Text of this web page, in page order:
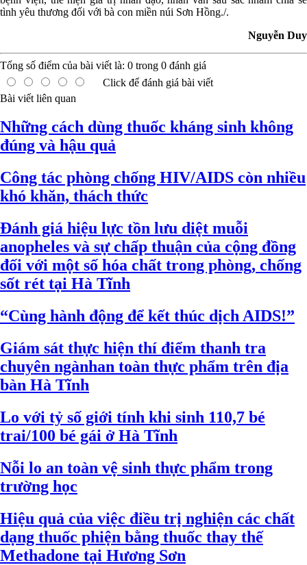
tình yêu thương đối với bà con miền núi Sơn Hồng./.
Nguyễn Duy
Tổng số điểm của bài viết là: 0 trong 0 đánh giá
Click để đánh giá bài viết
Bài viết liên quan
Những cách dùng thuốc kháng sinh không
đúng và hậu quả
Công tác phòng chống HIV/AIDS còn nhiều
khó khăn, thách thức
Đánh giá hiệu lực tồn lưu diệt muỗi
anopheles và sự chấp thuận của cộng đồng
đối với một số hóa chất trong phòng, chống
sốt rét tại Hà Tĩnh
“Cùng hành động để kết thúc dịch AIDS!”
Giám sát thực hiện thí điểm thanh tra
chuyên ngànhan toàn thực phẩm trên địa
bàn Hà Tĩnh
Lo với tỷ số giới tính khi sinh 110,7 bé
trai/100 bé gái ở Hà Tĩnh
Nỗi lo an toàn vệ sinh thực phẩm trong
trường học
Hiệu quả của việc điều trị nghiện các chất
dạng thuốc phiện bằng thuốc thay thế
Methadone tại Hương Sơn